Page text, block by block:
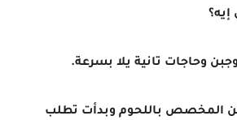
وحاجات تانية يلا بسرعة.
المخصص باللحوم وبدأت تطلب